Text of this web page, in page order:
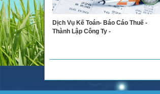
Dịch Vụ Kế Toán- Báo Cáo Thuế -
Thành Lập Công Ty -